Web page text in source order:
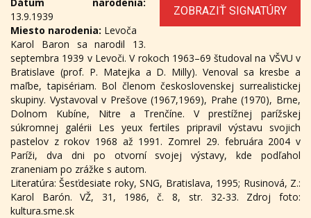
ZOBRAZIŤ SIGNATÚRY
13.9.1939
Miesto narodenia: Levoča
Karol Baron sa narodil 13.
septembra 1939 v Levoči. V rokoch 1963–69 študoval na VŠVU v
Bratislave (prof. P. Matejka a D. Milly). Venoval sa kresbe a
maľbe, tapisériam. Bol členom československej surrealistickej
skupiny. Vystavoval v Prešove (1967,1969), Prahe (1970), Brne,
Dolnom Kubíne, Nitre a Trenčíne. V prestížnej parížskej
súkromnej galérii Les yeux fertiles pripravil výstavu svojich
pastelov z rokov 1968 až 1991. Zomrel 29. februára 2004 v
Paríži, dva dni po otvorní svojej výstavy, kde podľahol
zraneniam po zrážke s autom.
Literatúra: Šesťdesiate roky, SNG, Bratislava, 1995; Rusinová, Z.:
Karol Barón. VŽ, 31, 1986, č. 8, str. 32-33. Zdroj foto:
kultura.sme.sk